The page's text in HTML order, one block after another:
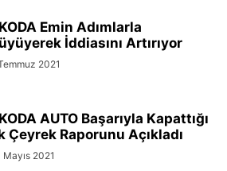
Emin Adımlarla
İddiasını Artırıyor
2021
AUTO Başarıyla Kapattığı
Çeyrek Raporunu Açıkladı
Mayıs 2021